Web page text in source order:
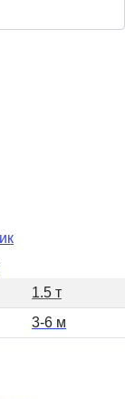
1.5 т
3-6 м